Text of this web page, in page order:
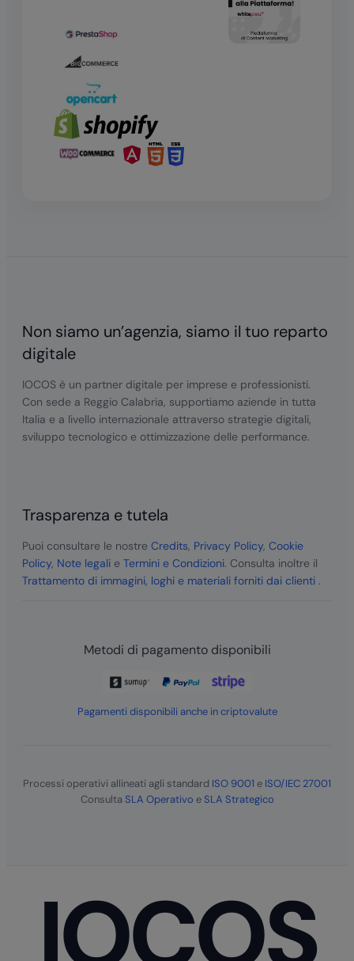
Non siamo un’agenzia, siamo il tuo reparto
digitale
IOCOS è un partner digitale per imprese e professionisti.
Con sede a Reggio Calabria, supportiamo aziende in tutta
Italia e a livello internazionale attraverso strategie digitali,
sviluppo tecnologico e ottimizzazione delle performance.
Trasparenza e tutela
Puoi consultare le nostre Credits, Privacy Policy, Cookie
Policy, Note legali e Termini e Condizioni. Consulta inoltre il
Trattamento di immagini, loghi e materiali forniti dai clienti .
Metodi di pagamento disponibili
Pagamenti disponibili anche in criptovalute
Processi operativi allineati agli standard ISO 9001 e ISO/IEC 27001
Consulta SLA Operativo eSLA Strategico
IOCOS